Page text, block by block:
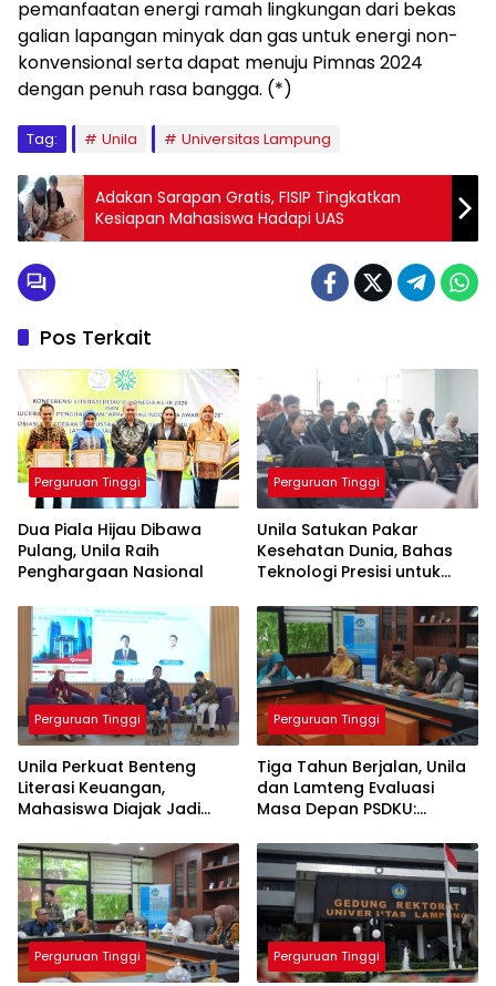
pemanfaatan energi ramah lingkungan dari bekas
galian lapangan minyak dan gas untuk energi non-
konvensional serta dapat menuju Pimnas 2024
dengan penuh rasa bangga. (*)
Tag: Unila Universitas Lampung
Adakan Sarapan Gratis, FISIP Tingkatkan
Kesiapan Mahasiswa Hadapi UAS
Pos Terkait
Perguruan Tinggi
Dua Piala Hijau Dibawa
Pulang, Unila Raih
Penghargaan Nasional
Perguruan Tinggi
Unila Satukan Pakar
Kesehatan Dunia, Bahas
Teknologi Presisi untuk
Medis
Perguruan Tinggi
Unila Perkuat Benteng
Literasi Keuangan,
Mahasiswa Diajak Jadi
Perguruan Tinggi
Tiga Tahun Berjalan, Unila
dan Lamteng Evaluasi
Masa Depan PSDKU:
Kampus Daerah
Perguruan Tinggi Perguruan Tinggi